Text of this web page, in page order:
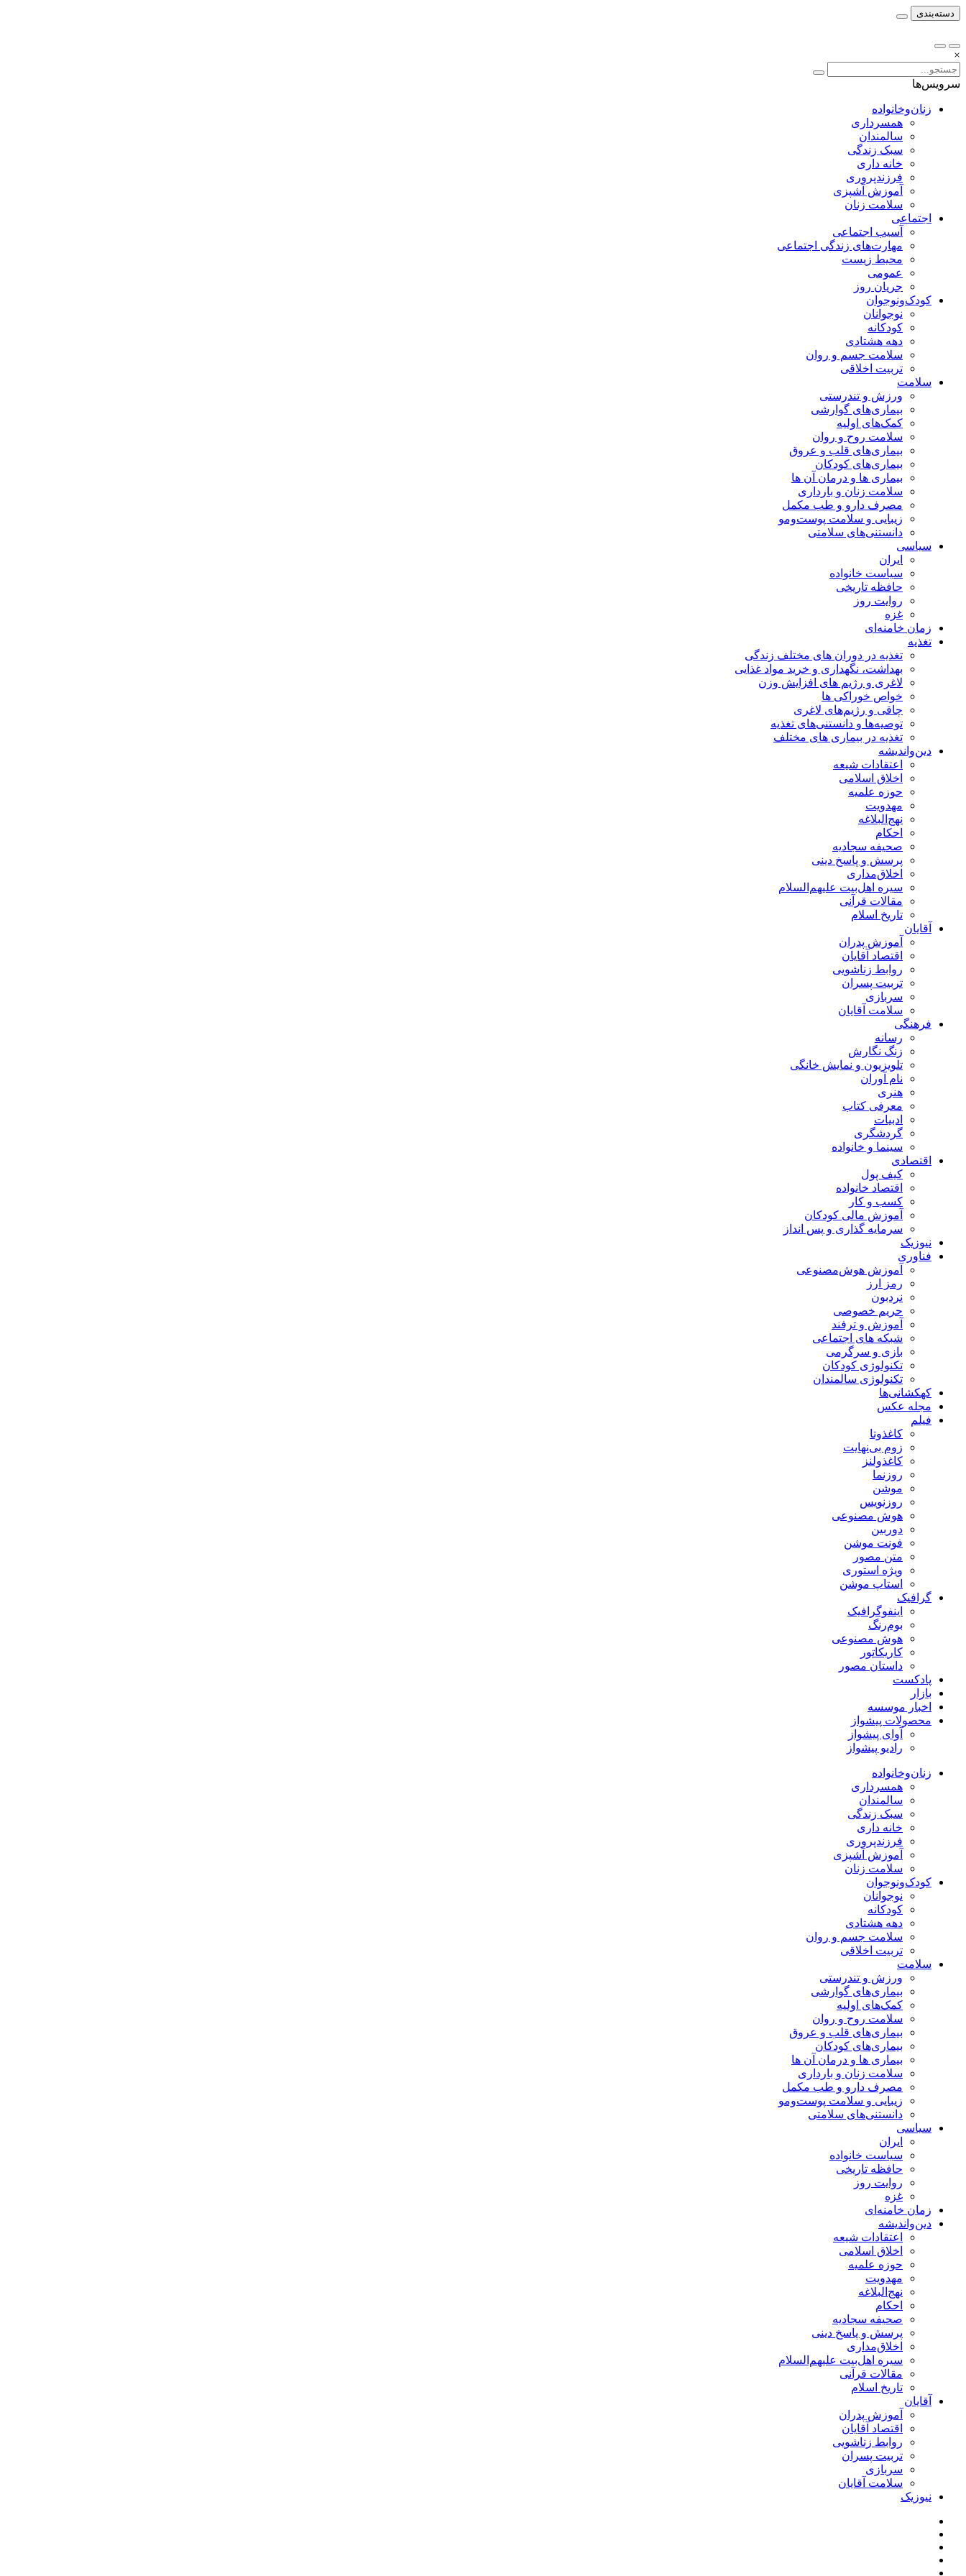
دسته‌بندی
×
سرویس‌ها
زنان‌وخانواده
همسرداری
سالمندان
سبک زندگی
خانه داری
فرزندپروری
آموزش آشپزی
سلامت زنان
اجتماعی
آسیب اجتماعی
مهارت‌های زندگی اجتماعی
محیط زیست
عمومی
جریان روز
کودک‌ونوجوان
نوجوانان
کودکانه
دهه هشتادی
سلامت جسم و روان
تربیت اخلاقی
سلامت
ورزش و تندرستی
بیماری‌های گوارشی
کمک‌های اولیه
سلامت روح و روان
بیماری‌های قلب و عروق
بیماری‌های کودکان
بیماری ها و درمان آن ها
سلامت زنان و بارداری
مصرف دارو و طب مکمل
زیبایی و سلامت پوست‌ومو
دانستنی‌های سلامتی
سیاسی
ایران
سیاست خانواده
حافظه تاریخی
روایت روز
غزه
زمان خامنه‌ای
تغذیه
تغذیه در دوران های مختلف زندگی
بهداشت، نگهداری و خرید مواد غذایی
لاغری و رژیم های افزایش وزن
خواص خوراكی ها
چاقی و رژیم‌های لاغری
توصیه‌ها و دانستنی‌های تغذیه
تغذیه در بیماری های مختلف
دین‌واندیشه
اعتقادات شیعه
اخلاق اسلامی
حوزه علمیه
مهدویت
نهج‌البلاغه
احکام
صحیفه سجادیه
پرسش و پاسخ دینی
اخلاق‌مداری
سیره اهل‌بیت علیهم‌السلام
مقالات قرآنی
تاریخ اسلام
آقایان
آموزش پدران
اقتصاد آقایان
روابط زناشویی
تربیت پسران
سربازی
سلامت آقایان
فرهنگی
رسانه
زنگ نگارش
تلویزیون و نمایش خانگی
نام آوران
هنری
معرفی کتاب
ادبیات
گردشگری
سینما و خانواده
اقتصادی
کیف پول
اقتصاد خانواده
کسب و کار
آموزش مالی کودکان
سرمایه گذاری و پس انداز
نیوزیک
فناوری
آموزش هوش‌مصنوعی
رمز ارز
نردبون
حریم خصوصی
آموزش و ترفند
شبکه های اجتماعی
بازی و سرگرمی
تکنولوژی کودکان
تکنولوژی سالمندان
کهکشانی‌ها
مجله عکس
فیلم
کاغذوتا
زوم بی‌نهایت
کاغذولنز
روزنما
موشن
روزنویس
هوش مصنوعی
دوربین
فونت موشن
متن مصور
ویژه استوری
استاپ موشن
گرافیک
اینفوگرافیک
بوم‌رنگ
هوش مصنوعی
کاریکاتور
داستان مصور
پادکست
بازار
اخبار موسسه
محصولات پیشواز
آوای پیشواز
رادیو پیشواز
زنان‌وخانواده
همسرداری
سالمندان
سبک زندگی
خانه داری
فرزندپروری
آموزش آشپزی
سلامت زنان
کودک‌ونوجوان
نوجوانان
کودکانه
دهه هشتادی
سلامت جسم و روان
تربیت اخلاقی
سلامت
ورزش و تندرستی
بیماری‌های گوارشی
کمک‌های اولیه
سلامت روح و روان
بیماری‌های قلب و عروق
بیماری‌های کودکان
بیماری ها و درمان آن ها
سلامت زنان و بارداری
مصرف دارو و طب مکمل
زیبایی و سلامت پوست‌ومو
دانستنی‌های سلامتی
سیاسی
ایران
سیاست خانواده
حافظه تاریخی
روایت روز
غزه
زمان خامنه‌ای
دین‌واندیشه
اعتقادات شیعه
اخلاق اسلامی
حوزه علمیه
مهدویت
نهج‌البلاغه
احکام
صحیفه سجادیه
پرسش و پاسخ دینی
اخلاق‌مداری
سیره اهل‌بیت علیهم‌السلام
مقالات قرآنی
تاریخ اسلام
آقایان
آموزش پدران
اقتصاد آقایان
روابط زناشویی
تربیت پسران
سربازی
سلامت آقایان
نیوزیک